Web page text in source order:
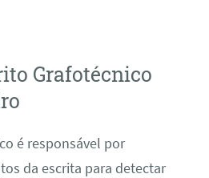
Grafotécnico
é responsável por
da escrita para detectar